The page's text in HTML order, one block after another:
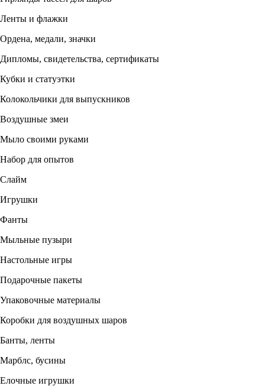
Ленты и флажки
Ордена, медали, значки
Дипломы, свидетельства, сертификаты
Кубки и статуэтки
Колокольчики для выпускников
Воздушные змеи
Мыло своими руками
Набор для опытов
Слайм
Игрушки
Фанты
Мыльные пузыри
Настольные игры
Подарочные пакеты
Упаковочные материалы
Коробки для воздушных шаров
Банты, ленты
Марблс, бусины
Елочные игрушки